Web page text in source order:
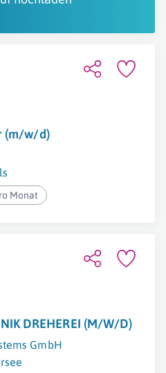
(m/w/d)
Monat
DREHEREI (M/W/D)
GmbH